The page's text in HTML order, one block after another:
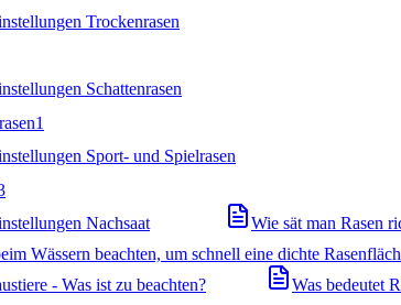
Trockenrasen
Schattenrasen
1
Sport- und Spielrasen
Nachsaat
Wie sät man Rasen
Wässern beachten, um schnell eine dichte
- Was ist zu beachten?
Was bedeutet